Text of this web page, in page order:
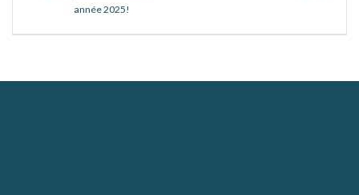
l’articleannée 2025!